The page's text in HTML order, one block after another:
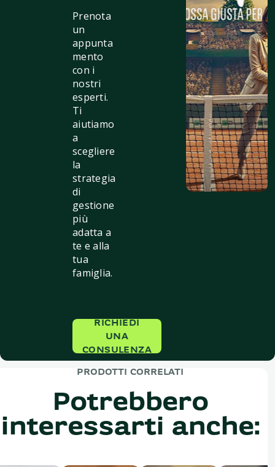
Prenota
un
appunta
mento
con i
nostri
esperti.
Ti
aiutiamo
a
scegliere
la
strategia
di
gestione
più
adatta a
te e alla
tua
famiglia.
RICHIEDI
UNA
CONSULENZA
PRODOTTI CORRELATI
Potrebbero
interessarti anche: